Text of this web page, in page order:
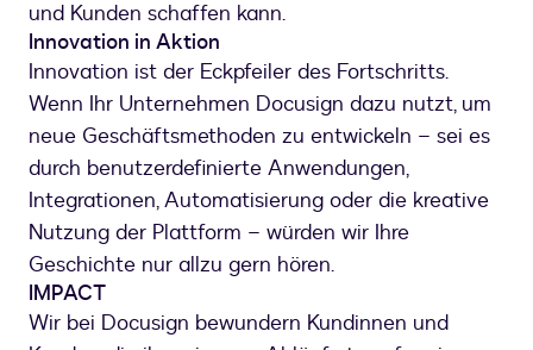
und Kunden schaffen kann.
Innovation in Aktion
Innovation ist der Eckpfeiler des Fortschritts.
Wenn Ihr Unternehmen Docusign dazu nutzt, um
neue Geschäftsmethoden zu entwickeln – sei es
durch benutzerdefinierte Anwendungen,
Integrationen, Automatisierung oder die kreative
Nutzung der Plattform – würden wir Ihre
Geschichte nur allzu gern hören.
IMPACT
Wir bei Docusign bewundern Kundinnen und